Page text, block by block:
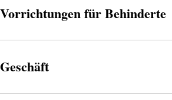
Vorrichtungen für Behinderte
Geschäft